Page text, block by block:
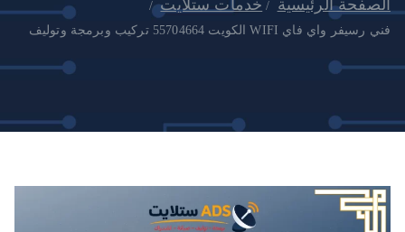
الصفحة الرئيسية خدمات ستلايت
فني رسيفر واي فاي WIFI الكويت 55704664 تركيب وبرمجة وتوليف